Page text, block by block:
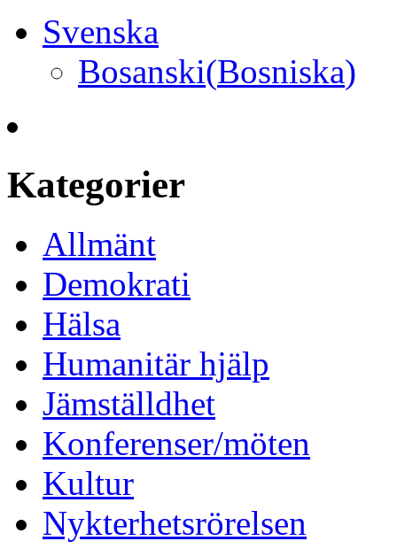
Svenska
Bosanski(Bosniska)
Kategorier
Allmänt
Demokrati
Hälsa
Humanitär hjälp
Jämställdhet
Konferenser/möten
Kultur
Nykterhetsrörelsen